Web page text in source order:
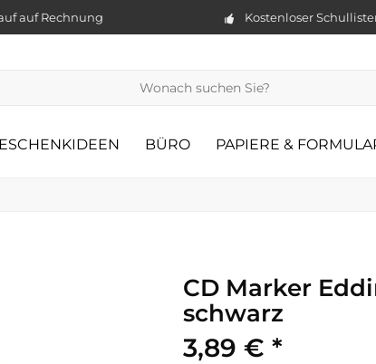
auf Rechnung Kostenloser
BÜRO PAPIERE &
CD Marker
schwarz
3,89 € *